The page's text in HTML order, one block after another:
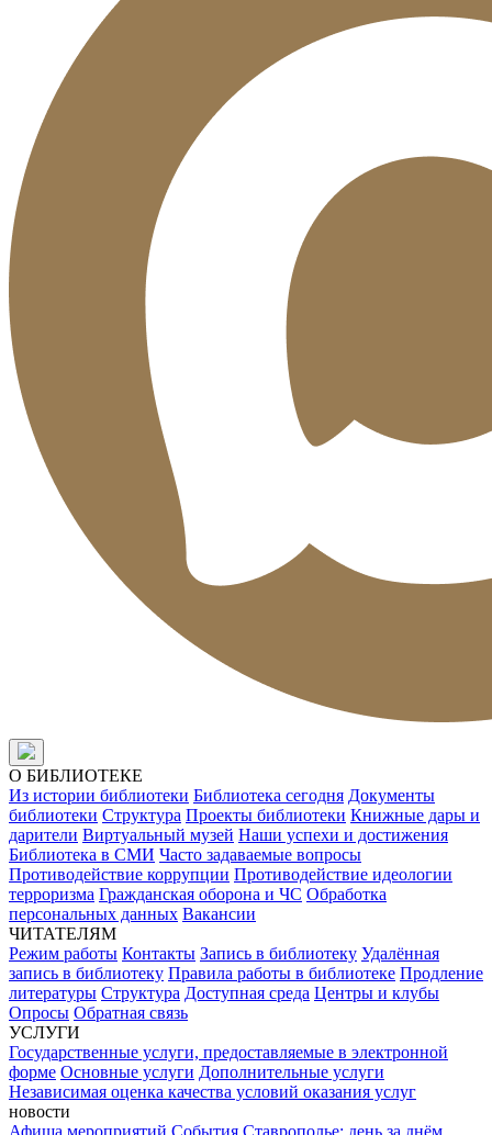
О БИБЛИОТЕКЕ
Из истории библиотеки Библиотека сегодня Документы
библиотеки Структура Проекты библиотеки Книжные дары и
дарители Виртуальный музей Наши успехи и достижения
Библиотека в СМИ Часто задаваемые вопросы
Противодействие коррупции Противодействие идеологии
терроризма Гражданская оборона и ЧС Обработка
персональных данных Вакансии
ЧИТАТЕЛЯМ
Режим работы Контакты Запись в библиотеку Удалённая
запись в библиотеку Правила работы в библиотеке Продление
литературы Структура Доступная среда Центры и клубы
Опросы Обратная связь
УСЛУГИ
Государственные услуги, предоставляемые в электронной
форме Основные услуги Дополнительные услуги
Независимая оценка качества условий оказания услуг
новости
Афиша мероприятий События Ставрополье: день за днём